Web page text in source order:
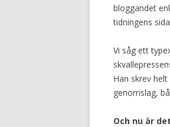
bloggandet
tidningens
Vi såg ett
Han skrev
genomslag,
Och nu är